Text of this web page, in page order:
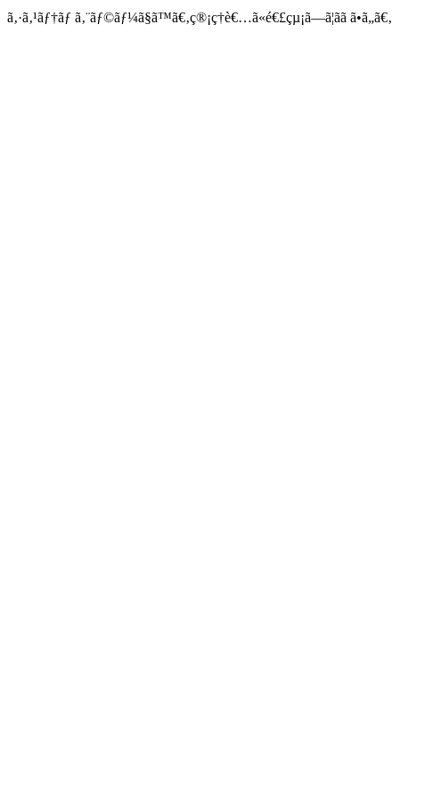
ã‚·ã‚¹ãƒ†ãƒ ã‚¨ãƒ©ãƒ¼ã§ã™ã€‚ç®¡ç†è€…ã«é€£çµ¡ã—ã¦ãã ã•ã„ã€‚